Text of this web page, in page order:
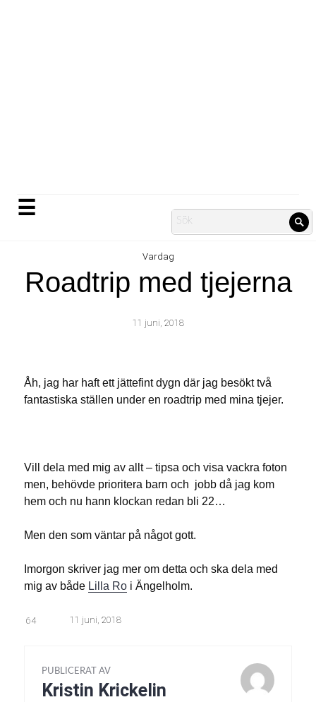
☰
Search
for:
Vardag
Roadtrip med tjejerna
11 juni, 2018
Åh, jag har haft ett jättefint dygn där jag besökt två
fantastiska ställen under en roadtrip med mina tjejer.
Vill dela med mig av allt – tipsa och visa vackra foton
men, behövde prioritera barn och jobb då jag kom
hem och nu hann klockan redan bli 22…
Men den som väntar på något gott.
Imorgon skriver jag mer om detta och ska dela med
mig av både Lilla Ro i Ängelholm.
64 11 juni, 2018
PUBLICERAT AV
Kristin Krickelin